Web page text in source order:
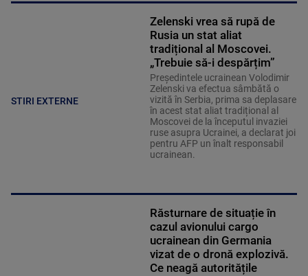
STIRI EXTERNE
Zelenski vrea să rupă de
Rusia un stat aliat
tradițional al Moscovei.
„Trebuie să-i despărțim”
Președintele ucrainean Volodimir
Zelenski va efectua sâmbătă o
vizită în Serbia, prima sa deplasare
în acest stat aliat tradițional al
Moscovei de la începutul invaziei
ruse asupra Ucrainei, a declarat joi
pentru AFP un înalt responsabil
ucrainean.
Răsturnare de situație în
cazul avionului cargo
ucrainean din Germania
vizat de o dronă explozivă.
Ce neagă autoritățile